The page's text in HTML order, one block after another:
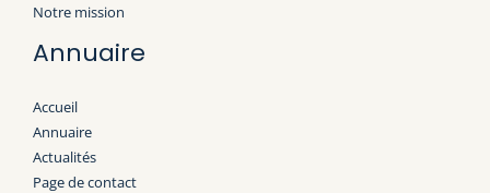
Notre mission
Annuaire
Accueil
Annuaire
Actualités
Page de contact